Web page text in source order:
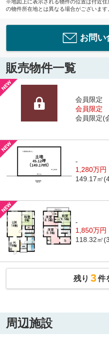
※地図上に表示される物件の位置は付近
の物件所在地とは異なる場合がございます
お問い
販売物件一覧
会員限定
会員限定
会員限定(
-
1,280万円
149.17㎡
-
1,850万円
118.32㎡
残り 3件
周辺施設